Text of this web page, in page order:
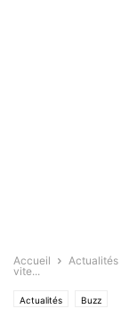
Accueil Actualités
vite...
Actualités Buzz